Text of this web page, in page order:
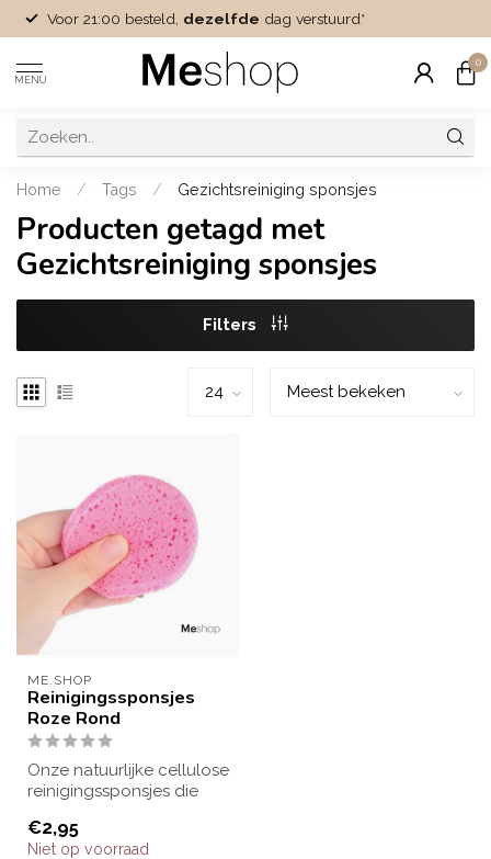
Voor 21:00 besteld, dezelfde dag verstuurd*
MENU
0
Home / Tags / Gezichtsreiniging sponsjes
Producten getagd met
Gezichtsreiniging sponsjes
Filters
ME.SHOP
Reinigingssponsjes
Roze Rond
Onze natuurlijke cellulose
reinigingssponsjes die
huidty...
€2,95
Niet op voorraad